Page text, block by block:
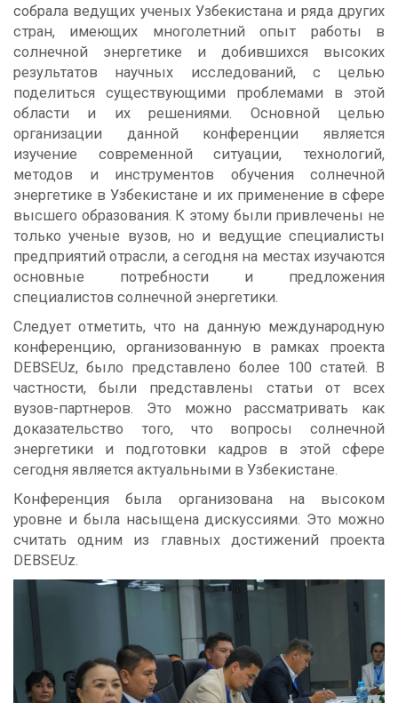
собрала ведущих ученых Узбекистана и ряда других
стран, имеющих многолетний опыт работы в
солнечной энергетике и добившихся высоких
результатов научных исследований, с целью
поделиться существующими проблемами в этой
области и их решениями. Основной целью
организации данной конференции является
изучение современной ситуации, технологий,
методов и инструментов обучения солнечной
энергетике в Узбекистане и их применение в сфере
высшего образования. К этому были привлечены не
только ученые вузов, но и ведущие специалисты
предприятий отрасли, а сегодня на местах изучаются
основные потребности и предложения
специалистов солнечной энергетики.
Следует отметить, что на данную международную
конференцию, организованную в рамках проекта
DEBSEUz, было представлено более 100 статей. В
частности, были представлены статьи от всех
вузов-партнеров. Это можно рассматривать как
доказательство того, что вопросы солнечной
энергетики и подготовки кадров в этой сфере
сегодня является актуальными в Узбекистане.
Конференция была организована на высоком
уровне и была насыщена дискуссиями. Это можно
считать одним из главных достижений проекта
DEBSEUz.